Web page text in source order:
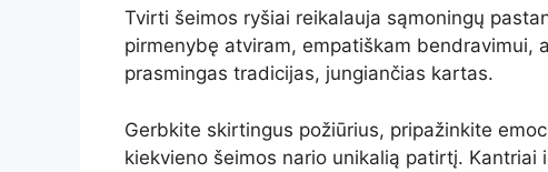
Tvirti šeimos ryšiai reikalauja sąmoningų
pirmenybę atviram, empatiškam bendravimui,
prasmingas tradicijas, jungiančias kartas.
Gerbkite skirtingus požiūrius, pripažinkite
kiekvieno šeimos nario unikalią patirtį. Kantriai